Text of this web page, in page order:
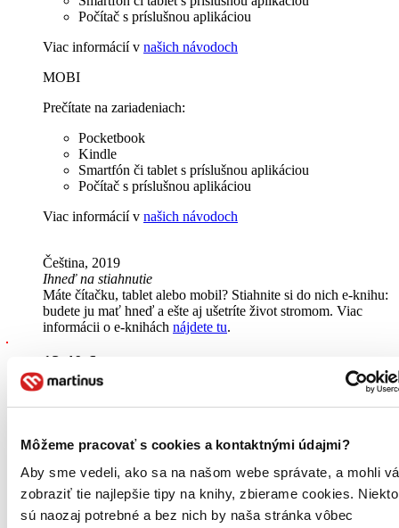
Môžeme pracovať s cookies a kontaktnými údajmi?
Aby sme vedeli, ako sa na našom webe správate, a mohli
zobraziť tie najlepšie tipy na knihy, zbierame cookies.
sú naozaj potrebné a bez nich by naša stránka vôbec
Počítač s príslušnou aplikáciou
Viac informácií v našich návodoch
MOBI
Prečítate na zariadeniach:
Pocketbook
Kindle
Smartfón či tablet s príslušnou aplikáciou
Počítač s príslušnou aplikáciou
Viac informácií v našich návodoch
Čeština, 2019
Ihneď na stiahnutie
Máte čítačku, tablet alebo mobil? Stiahnite si do nich e-knihu:
budete ju mať hneď a ešte aj ušetríte život stromom. Viac
informácii o e-knihách nájdete tu.
12,40 €
Naši škriatkovia odporúčajú
Predchádzajúce Ďalšie